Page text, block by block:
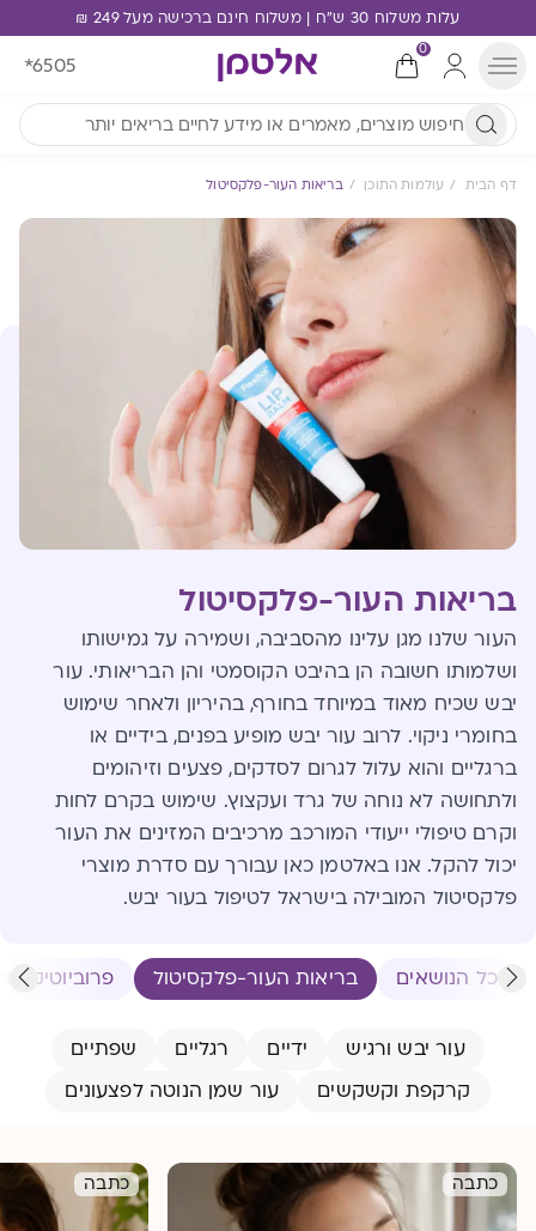
עלות משלוח 30 ש"ח | משלוח חינם ברכישה מעל 249 ₪
0
*6505
דף הבית עולמות התוכן בריאות העור-פלקסיטול
בריאות העור-פלקסיטול
העור שלנו מגן עלינו מהסביבה, ושמירה על גמישותו
ושלמותו חשובה הן בהיבט הקוסמטי והן הבריאותי. עור
יבש שכיח מאוד במיוחד בחורף, בהיריון ולאחר שימוש
בחומרי ניקוי. לרוב עור יבש מופיע בפנים, בידיים או
ברגליים והוא עלול לגרום לסדקים, פצעים וזיהומים
ולתחושה לא נוחה של גרד ועקצוץ. שימוש בקרם לחות
וקרם טיפולי ייעודי המורכב מרכיבים המזינים את העור
יכול להקל. אנו באלטמן כאן עבורך עם סדרת מוצרי
פלקסיטול המובילה בישראל לטיפול בעור יבש.
כל הנושאים בריאות העור-פלקסיטול פרוביוטיקה
עור יבש ורגיש ידיים רגליים
שפתיים
קרקפת וקשקשים
עור שמן הנוטה לפצעונים
כתבה כתבה